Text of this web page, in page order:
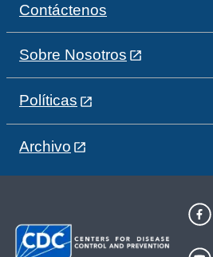
Contáctenos
Sobre Nosotros
Políticas
Archivo